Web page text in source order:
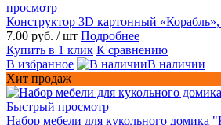
просмотр
Конструктор 3D картонный «Корабль»,
7.00 руб. / шт Подробнее
Купить в 1 клик К сравнению
В избранное
В наличии
Хит продаж
Быстрый просмотр
Набор мебели для кукольного домика